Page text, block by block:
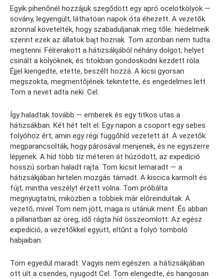
Egyik pihenőnél hozzájuk szegődött egy apró ocelotkölyök —
sovány, legyengült, láthatóan napok óta éhezett. A vezetők
azonnal követelték, hogy szabaduljanak meg tőle: hiedelmeik
szerint ezek az állatok bajt hoznak. Tom azonban nem tudta
megtenni. Félrerakott a hátizsákjából néhány dolgot, helyet
csinált a kölyöknek, és titokban gondoskodni kezdett róla.
Éjjel kiengedte, etette, beszélt hozzá. A kicsi gyorsan
megszokta, megmentőjének tekintette, és engedelmes lett.
Tom a nevet adta neki: Cel.
Így haladtak tovább — emberek és egy titkos utas a
hátizsákban. Két hét telt el. Egy napon a csoport egy sebes
folyóhoz ért, amin egy régi függőhíd vezetett át. A vezetők
megparancsolták, hogy párosával menjenek, és ne egyszerre
lépjenek. A híd több tíz méteren át húzódott, az expedíció
hosszú sorban haladt rajta. Tom kicsit lemaradt — a
hátizsákjában hirtelen mozgás támadt. A kiscica karmolt és
fújt, mintha veszélyt érzett volna. Tom próbálta
megnyugtatni, miközben a többiek már előreindultak. A
vezető, mivel Tom nem jött, maga is utánuk ment. És abban
a pillanatban az öreg, idő rágta híd összeomlott. Az egész
expedíció, a vezetőkkel együtt, eltűnt a folyó tomboló
habjaiban.
Tom egyedül maradt. Vagyis nem egészen: a hátizsákjában
ott ült a csendes, nyugodt Cel. Tom elengedte, és hangosan